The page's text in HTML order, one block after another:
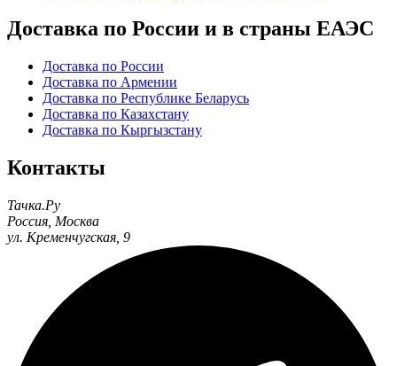
Доставка по России и в страны ЕАЭС
Доставка по России
Доставка по Армении
Доставка по Республике Беларусь
Доставка по Казахстану
Доставка по Кыргызстану
Контакты
Тачка.Ру
Россия Москва
ул. Кременчугская, 9